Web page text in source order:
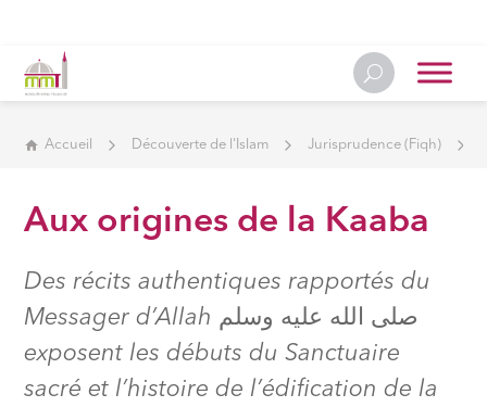
Accueil Découverte de l'Islam Jurisprudence (Fiqh)
Aux origines de la Kaaba
Des récits authentiques rapportés du
Messager d’Allah صلى الله عليه وسلم
exposent les débuts du Sanctuaire
sacré et l’histoire de l’édification de la